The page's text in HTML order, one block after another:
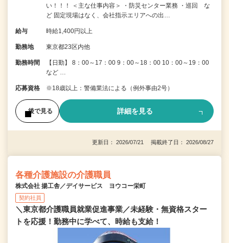
い！！！ ＜主な仕事内容＞ ・防災センター業務 ・巡回 な
ど 固定現場はなく、会社指示エリアへの出…
給与 時給1,400円以上
勤務地 東京都23区内他
勤務時間
【日勤】 8：00～17：00 9：00～18：00 10：00～19：00
など …
応募資格 ※18歳以上：警備業法による（例外事由2号）
後で見る 詳細を見る
更新日： 2026/07/21 掲載終了日： 2026/08/27
各種介護施設の介護職員
株式会社 揚工舎／デイサービス ヨウコー栄町
契約社員
＼東京都介護職員就業促進事業／未経験・無資格スター
トを応援！勤務中に学べて、時給も支給！